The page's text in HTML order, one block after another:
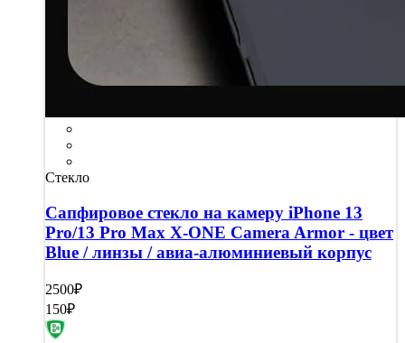
Стекло
Сапфировое стекло на камеру iPhone 13
Pro/13 Pro Max X-ONE Camera Armor - цвет
Blue / линзы / авиа-алюминиевый корпус
2500₽
150₽